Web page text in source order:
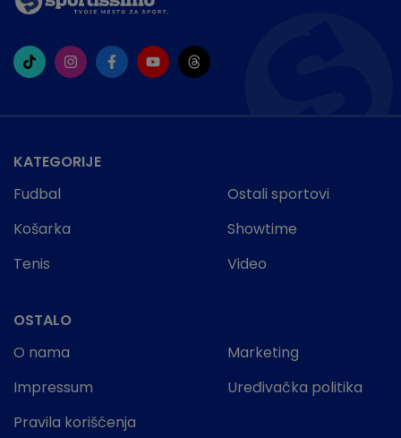
KATEGORIJE
Fudbal
Košarka
Tenis
Ostali sportovi
Showtime
Video
OSTALO
O nama
Impressum
Pravila korišćenja
Marketing
Uređivačka politika